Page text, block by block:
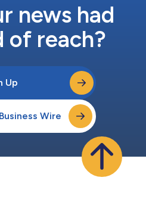
news had
of reach?
Up
Wire